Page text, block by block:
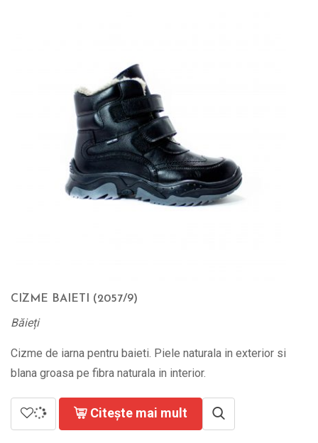
CIZME BAIETI (2057/9)
Băieți
Cizme de iarna pentru baieti. Piele naturala in exterior si
blana groasa pe fibra naturala in interior.
Citește mai mult